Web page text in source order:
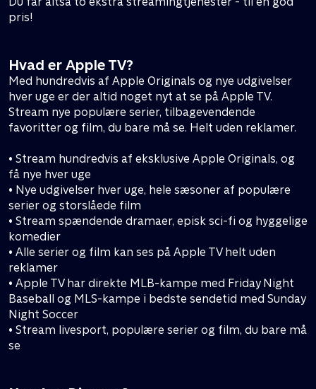
pris!
Hvad er Apple TV?
Med hundredvis af Apple Originals og nye udgivelser
hver uge er der altid noget nyt at se på Apple TV.
Stream nye populære serier, tilbagevendende
favoritter og film, du bare må se. Helt uden reklamer.
• Stream hundredvis af eksklusive Apple Originals, og
få nye hver uge
• Nye udgivelser hver uge, hele sæsoner af populære
serier og storslåede film
• Stream spændende dramaer, episk sci-fi og hyggelige
komedier
• Alle serier og film kan ses på Apple TV helt uden
reklamer
• Apple TV har direkte MLB-kampe med Friday Night
Baseball og MLS-kampe i bedste sendetid med Sunday
Night Soccer
• Stream livesport, populære serier og film, du bare må
se